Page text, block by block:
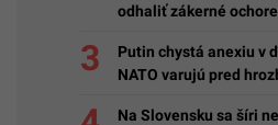
odhaliť zákerné
Putin chystá anexiu v
NATO varujú pred
Na Slovensku sa šíri